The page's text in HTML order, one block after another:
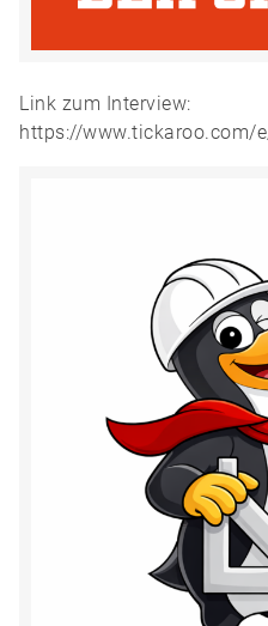
Link zum Interview:
https://www.tickaroo.com/